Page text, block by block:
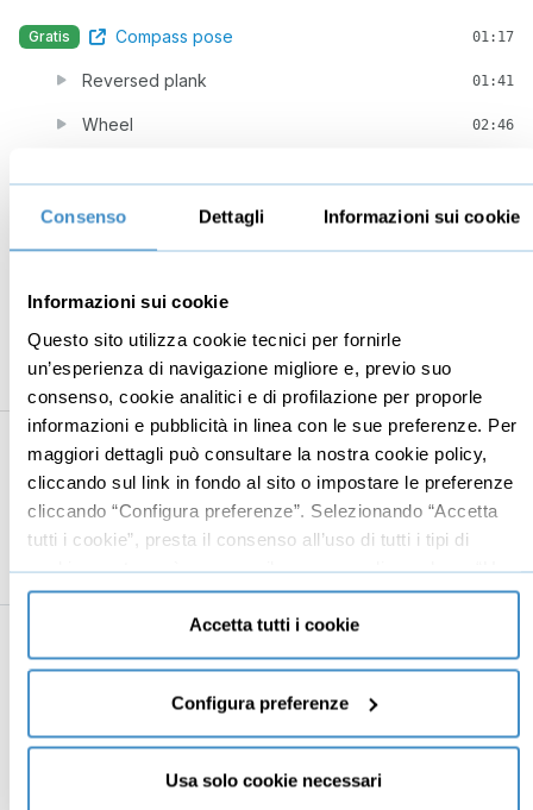
Consenso Dettagli Informazioni sui cookie
Informazioni sui cookie
Questo sito utilizza cookie tecnici per fornirle
un’esperienza di navigazione migliore e, previo suo
consenso, cookie analitici e di profilazione per proporle
informazioni e pubblicità in linea con le sue preferenze. Per
maggiori dettagli può consultare la nostra cookie policy,
cliccando sul link in fondo al sito o impostare le preferenze
cliccando “Configura preferenze”. Selezionando “Accetta
tutti i cookie”, presta il consenso all’uso di tutti i tipi di
cookie mentre può revocare il consenso cliccando su “Usa
solo cookie necessari” e saranno attivati i soli cookie
tecnici necessari al corretto funzionamento del sito.
Accetta tutti i cookie
Configura preferenze
Usa solo cookie necessari
Gratis Compass pose 01:17
Reversed plank 01:41
Wheel 02:46
Pincha al muro 03:03
Vinyasa Sequence (Avanzato) 07:32
Head stand
Prasarita padottanasana
Recline hero pose
4 Classe di yoga avanzato 01:43:26
Classe di yoga avanzato 01:42:00
Conclusione e invito alla messa in pratica
Business
Mindset imprenditoriale
Imprenditoria
Digital marketing
Seo
Social media manager
E-commerce